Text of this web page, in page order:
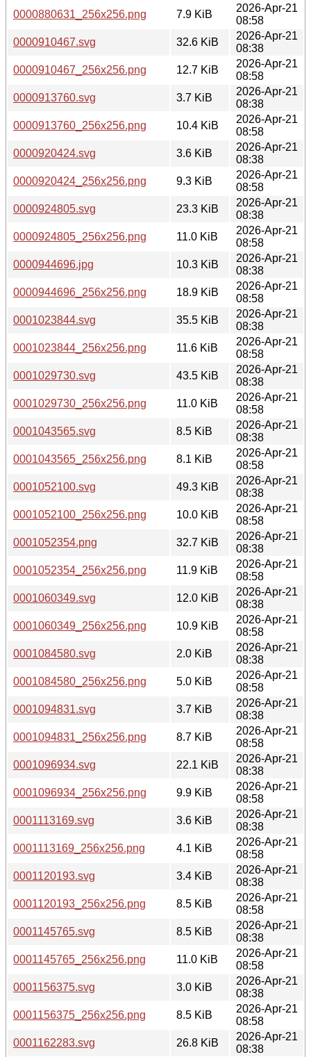
0000880631_256x256.png
7.9 KiB
2026-Apr-21
08:58
0000910467.svg
32.6 KiB
2026-Apr-21
08:38
0000910467_256x256.png
12.7 KiB
2026-Apr-21
08:58
0000913760.svg
3.7 KiB
2026-Apr-21
08:38
0000913760_256x256.png
10.4 KiB
2026-Apr-21
08:58
0000920424.svg
3.6 KiB
2026-Apr-21
08:38
0000920424_256x256.png
9.3 KiB
2026-Apr-21
08:58
0000924805.svg
23.3 KiB
2026-Apr-21
08:38
0000924805_256x256.png
11.0 KiB
2026-Apr-21
08:58
0000944696.jpg
10.3 KiB
2026-Apr-21
08:38
0000944696_256x256.png
18.9 KiB
2026-Apr-21
08:58
0001023844.svg
35.5 KiB
2026-Apr-21
08:38
0001023844_256x256.png
11.6 KiB
2026-Apr-21
08:58
0001029730.svg
43.5 KiB
2026-Apr-21
08:38
0001029730_256x256.png
11.0 KiB
2026-Apr-21
08:58
0001043565.svg
8.5 KiB
2026-Apr-21
08:38
0001043565_256x256.png
8.1 KiB
2026-Apr-21
08:58
0001052100.svg
49.3 KiB
2026-Apr-21
08:38
0001052100_256x256.png
10.0 KiB
2026-Apr-21
08:58
0001052354.png
32.7 KiB
2026-Apr-21
08:38
0001052354_256x256.png
11.9 KiB
2026-Apr-21
08:58
0001060349.svg
12.0 KiB
2026-Apr-21
08:38
0001060349_256x256.png
10.9 KiB
2026-Apr-21
08:58
0001084580.svg
2.0 KiB
2026-Apr-21
08:38
0001084580_256x256.png
5.0 KiB
2026-Apr-21
08:58
0001094831.svg
3.7 KiB
2026-Apr-21
08:38
0001094831_256x256.png
8.7 KiB
2026-Apr-21
08:58
0001096934.svg
22.1 KiB
2026-Apr-21
08:38
0001096934_256x256.png
9.9 KiB
2026-Apr-21
08:58
0001113169.svg
3.6 KiB
2026-Apr-21
08:38
0001113169_256x256.png
4.1 KiB
2026-Apr-21
08:58
0001120193.svg
3.4 KiB
2026-Apr-21
08:38
0001120193_256x256.png
8.5 KiB
2026-Apr-21
08:58
0001145765.svg
8.5 KiB
2026-Apr-21
08:38
0001145765_256x256.png
11.0 KiB
2026-Apr-21
08:58
0001156375.svg
3.0 KiB
2026-Apr-21
08:38
0001156375_256x256.png
8.5 KiB
2026-Apr-21
08:58
0001162283.svg
26.8 KiB
2026-Apr-21
08:38